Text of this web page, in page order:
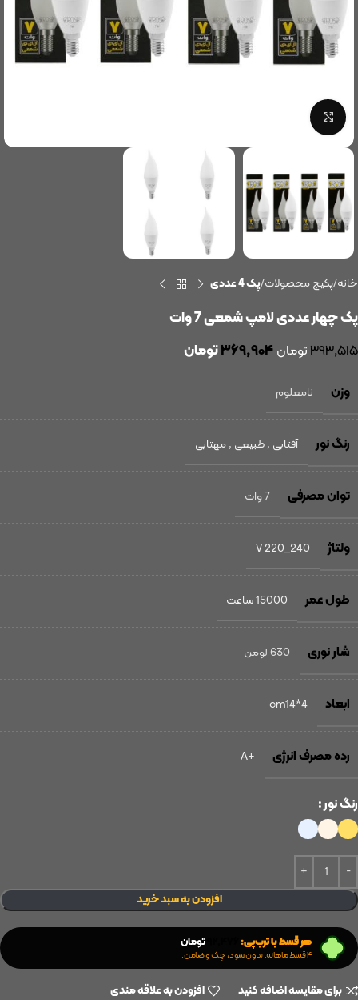
بزرگنمایی تصویر
خانه پکیج محصولات پک 4 عددی
پک چهار عددی لامپ شمعی 7 وات
۳۹۳,۵۱۵تومان۳۶۹,۹۰۴تومان
وزن نامعلوم
رنگ نور آفتابی ,طبیعی ,مهتابی
توان مصرفی 7 وات
ولتاژ 240_220 V
طول عمر 15000 ساعت
شار نوری 630 لومن
ابعاد cm14*4
رده مصرف انرژی +A
رنگ نور
افزودن به سبد خرید
هر قسط با ترب‌پی: تومان
۴ قسط ماهانه. بدون سود، چک و ضامن.
برای مقایسه اضافه کنید افزودن به علاقه مندی